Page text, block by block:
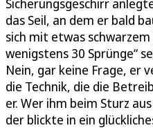
Sicherungsgeschirr
das Seil, an dem er bald
sich mit etwas
wenigstens 30 Sprünge“
Nein, gar keine Frage, er
die Technik, die die
er. Wer ihm beim Sturz
der blickte in ein